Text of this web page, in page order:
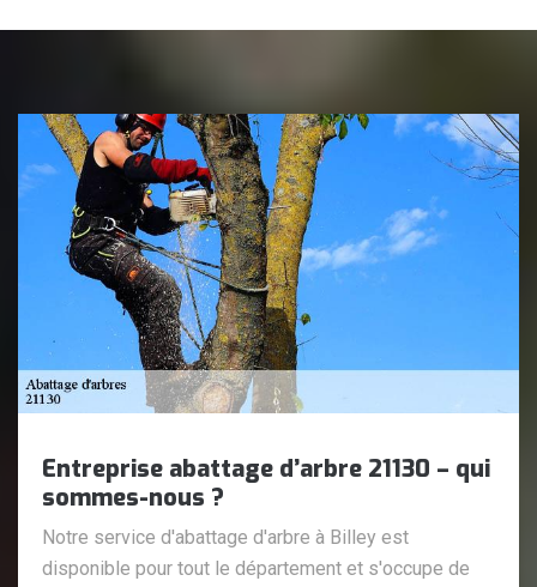
Entreprise abattage d’arbre 21130 – qui
sommes-nous ?
Notre service d'abattage d'arbre à Billey est
disponible pour tout le département et s'occupe de